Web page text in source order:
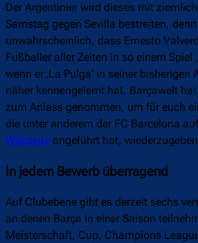
Der Argentinier wird dieses mit
Samstag gegen Sevilla bestreiten,
unwahrscheinlich, dass Ernesto
Fußballer aller Zeiten in so einem Spiel
wenn er ‚La Pulga‘ in seiner
näher kennengelernt hat. Barçawelt
zum Anlass genommen, um für euch
die unter anderem der FC Barcelona
Webseite angeführt hat,
In jedem Bewerb überragend
Auf Clubebene gibt es derzeit sechs
an denen Barça in einer Saison
Meisterschaft, Cup, Champions